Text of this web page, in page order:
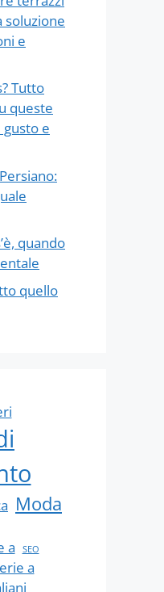
soluzione
e
Tutto
queste
e
quando
quello
Moda
a
SEO
a